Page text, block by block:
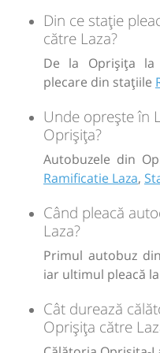
Din ce stație
către Laza?
De la Oprișița la
plecare din stațiile
Unde oprește în
Oprișița?
Autobuzele din
Ramificatie Laza,
Când pleacă
Laza?
Primul autobuz
iar ultimul pleacă
Cât durează
Oprișița către